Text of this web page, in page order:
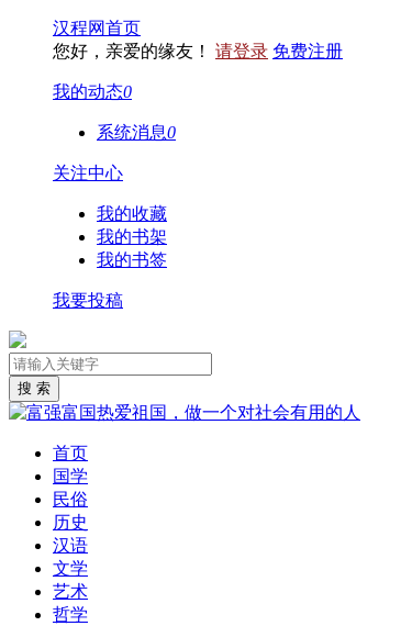
汉程网首页
您好，亲爱的缘友！ 请登录 免费注册
我的动态0
系统消息0
关注中心
我的收藏
我的书架
我的书签
我要投稿
首页
国学
民俗
历史
汉语
文学
艺术
哲学